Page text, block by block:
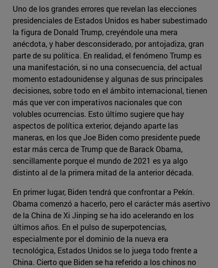
Uno de los grandes errores que revelan las elecciones
presidenciales de Estados Unidos es haber subestimado
la figura de Donald Trump, creyéndole una mera
anécdota, y haber desconsiderado, por antojadiza, gran
parte de su política. En realidad, el fenómeno Trump es
una manifestación, si no una consecuencia, del actual
momento estadounidense y algunas de sus principales
decisiones, sobre todo en el ámbito internacional, tienen
más que ver con imperativos nacionales que con
volubles ocurrencias. Esto último sugiere que hay
aspectos de política exterior, dejando aparte las
maneras, en los que Joe Biden como presidente puede
estar más cerca de Trump que de Barack Obama,
sencillamente porque el mundo de 2021 es ya algo
distinto al de la primera mitad de la anterior década.
En primer lugar, Biden tendrá que confrontar a Pekín.
Obama comenzó a hacerlo, pero el carácter más asertivo
de la China de Xi Jinping se ha ido acelerando en los
últimos años. En el pulso de superpotencias,
especialmente por el dominio de la nueva era
tecnológica, Estados Unidos se lo juega todo frente a
China. Cierto que Biden se ha referido a los chinos no